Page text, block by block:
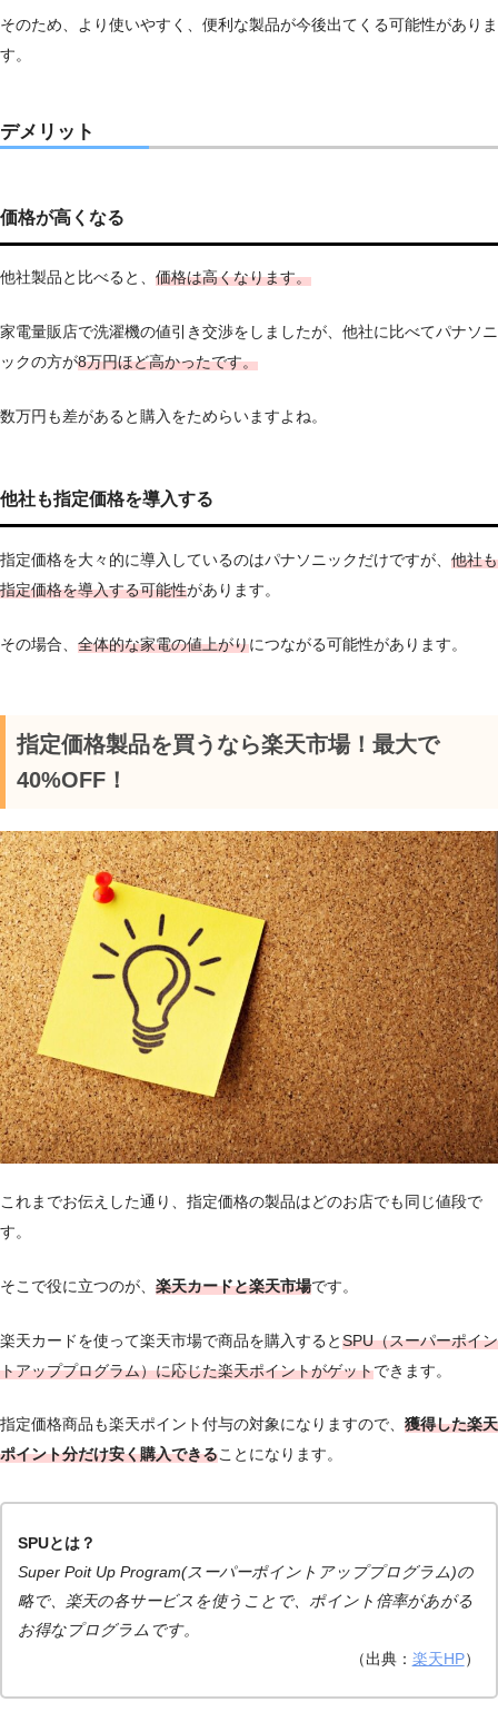
そのため、より使いやすく、便利な製品が今後出てくる可能性がありま
す。
デメリット
価格が高くなる
他社製品と比べると、 価格は高くなります。
家電量販店で洗濯機の値引き交渉をしましたが、他社に比べてパナソニ
ックの方が8万円ほど高かったです。
数万円も差があると購入をためらいますよね。
他社も指定価格を導入する
指定価格を大々的に導入しているのはパナソニックだけですが、 他社も
指定価格を導入する可能性があります。
その場合、 全体的な家電の値上がりにつながる可能性があります。
指定価格製品を買うなら楽天市場！最大で
40%OFF！
これまでお伝えした通り、指定価格の製品はどのお店でも同じ値段で
す。
そこで役に立つのが、 楽天カードと楽天市場です。
楽天カードを使って楽天市場で商品を購入するとSPU（スーパーポイン
トアッププログラム）に応じた楽天ポイントがゲットできます。
指定価格商品も楽天ポイント付与の対象になりますので、 獲得した楽天
ポイント分だけ安く購入できることになります。
SPUとは？
Super Poit Up Program(スーパーポイントアッププログラム)の
略で、楽天の各サービスを使うことで、ポイント倍率があがる
お得なプログラムです。
（出典： 楽天HP）